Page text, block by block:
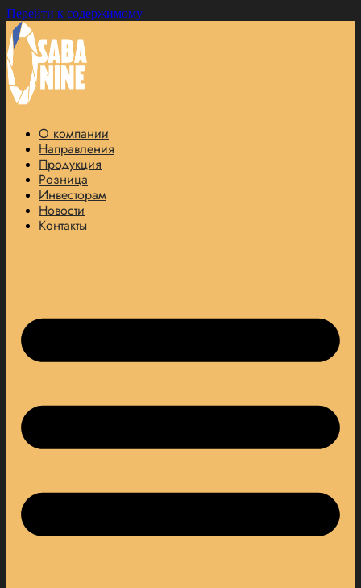
Перейти к содержимому
О компании
Направления
Продукция
Розница
Инвесторам
Новости
Контакты